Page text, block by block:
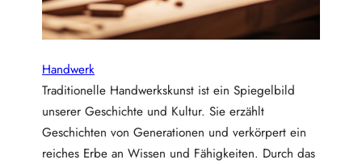
k
w
r
a
u
Handwerk
Traditionelle Handwerkskunst ist ein Spiegelbild
unserer Geschichte und Kultur. Sie erzählt
Geschichten von Generationen und verkörpert ein
reiches Erbe an Wissen und Fähigkeiten. Durch das